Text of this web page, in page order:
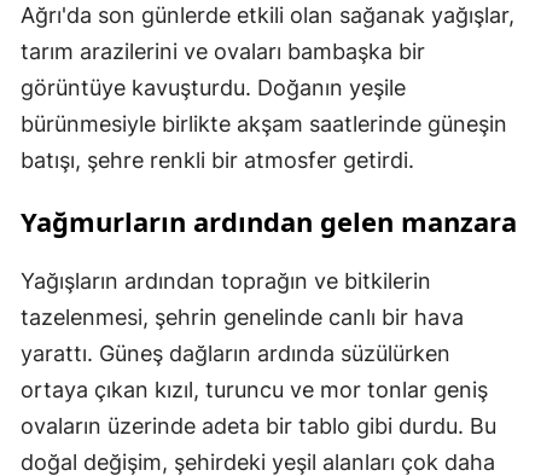
Ağrı'da son günlerde etkili olan sağanak yağışlar,
tarım arazilerini ve ovaları bambaşka bir
görüntüye kavuşturdu. Doğanın yeşile
bürünmesiyle birlikte akşam saatlerinde güneşin
batışı, şehre renkli bir atmosfer getirdi.
Yağmurların ardından gelen manzara
Yağışların ardından toprağın ve bitkilerin
tazelenmesi, şehrin genelinde canlı bir hava
yarattı. Güneş dağların ardında süzülürken
ortaya çıkan kızıl, turuncu ve mor tonlar geniş
ovaların üzerinde adeta bir tablo gibi durdu. Bu
doğal değişim, şehirdeki yeşil alanları çok daha